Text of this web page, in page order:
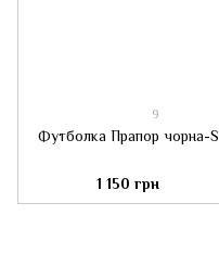
9
Футболка Прапор чорна-S
1 150 грн